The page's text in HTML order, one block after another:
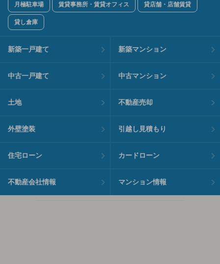
月極駐車場 賃貸事務所・賃貸オフィス 貸店舗・店舗賃貸
貸し倉庫
新築一戸建て 新築マンション
中古一戸建て 中古マンション
土地 不動産売却
外壁塗装 引越し見積もり
住宅ローン カードローン
不動産会社情報 マンション情報